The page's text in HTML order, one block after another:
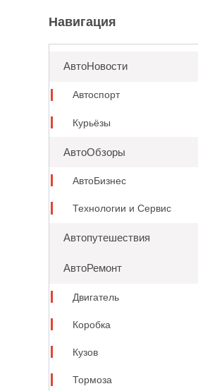
Навигация
АвтоНовости
Автоспорт
Курьёзы
АвтоОбзоры
АвтоБизнес
Технологии и Сервис
Автопутешествия
АвтоРемонт
Двигатель
Коробка
Кузов
Тормоза